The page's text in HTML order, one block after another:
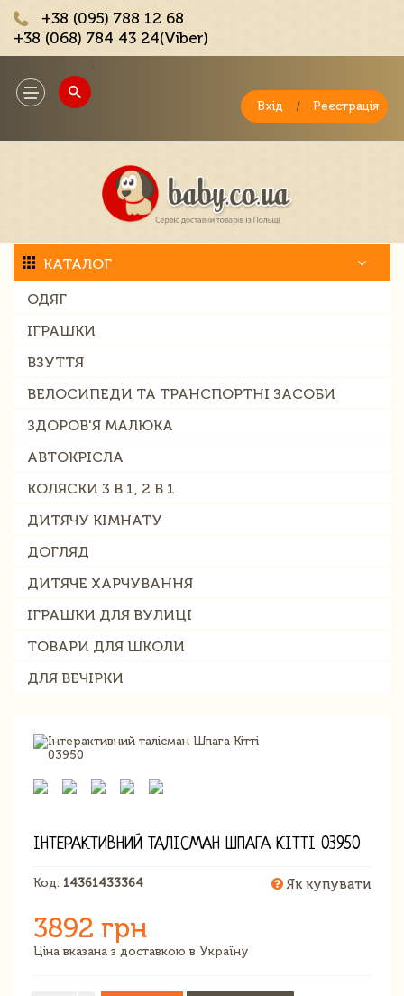
+38 (095) 788 12 68
+38 (068) 784 43 24(Viber)
Toggle
navigation
Вхід / Реєстрація
КАТАЛОГ
ОДЯГ
ІГРАШКИ
ВЗУТТЯ
ВЕЛОСИПЕДИ ТА ТРАНСПОРТНІ ЗАСОБИ
ЗДОРОВ'Я МАЛЮКА
АВТОКРІСЛА
КОЛЯСКИ 3 В 1, 2 В 1
ДИТЯЧУ КІМНАТУ
ДОГЛЯД
ДИТЯЧЕ ХАРЧУВАННЯ
ІГРАШКИ ДЛЯ ВУЛИЦІ
ТОВАРИ ДЛЯ ШКОЛИ
ДЛЯ ВЕЧІРКИ
ІНТЕРАКТИВНИЙ ТАЛІСМАН ШПАГА КІТТІ 03950
Код: 14361433364 Як купувати
3892 грн
Ціна вказана з доставкою в Україну